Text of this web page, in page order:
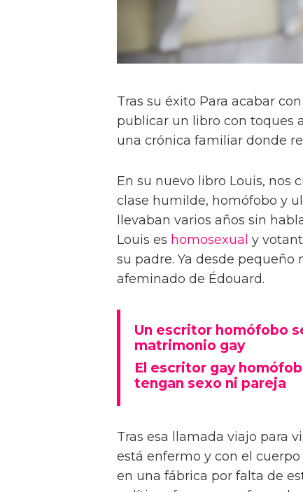
Tras su éxito Para acabar
publicar un libro con toques
una crónica familiar donde
En su nuevo libro Louis, nos
clase humilde, homófobo y
llevaban varios años sin
Louis es homosexual y
su padre. Ya desde
afeminado de Édouard.
Un escritor homófobo
matrimonio gay
El escritor gay
tengan sexo ni pareja
Tras esa llamada viajo para
está enfermo y con el
en una fábrica por falta de